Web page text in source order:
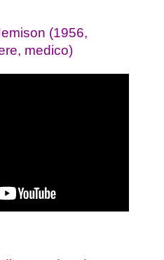
(1956,
medico)